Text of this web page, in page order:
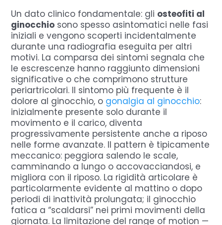
Un dato clinico fondamentale: gli osteofiti al
ginocchio sono spesso asintomatici nelle fasi
iniziali e vengono scoperti incidentalmente
durante una radiografia eseguita per altri
motivi. La comparsa dei sintomi segnala che
le escrescenze hanno raggiunto dimensioni
significative o che comprimono strutture
periartricolari. Il sintomo più frequente è il
dolore al ginocchio, o gonalgia al ginocchio:
inizialmente presente solo durante il
movimento e il carico, diventa
progressivamente persistente anche a riposo
nelle forme avanzate. Il pattern è tipicamente
meccanico: peggiora salendo le scale,
camminando a lungo o accovacciandosi, e
migliora con il riposo. La rigidità articolare è
particolarmente evidente al mattino o dopo
periodi di inattività prolungata; il ginocchio
fatica a “scaldarsi” nei primi movimenti della
giornata. La limitazione del range of motion —